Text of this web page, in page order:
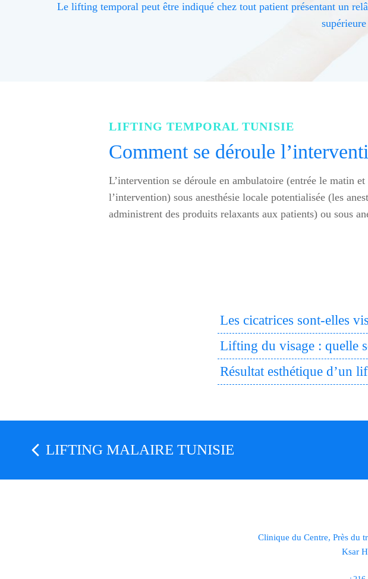
Le lifting temporal peut être indiqué chez tout patient présentant un
LIFTING TEMPORAL TUNISIE
Comment se déroule
L’intervention se déroule en ambulatoire (entrée le matin
l’intervention) sous anesthésie locale potentialisée (les
administrent des produits relaxants aux patients) ou sous
Les cicatrices sont-elles
Lifting du visage : quelle
Résultat esthétique d’un
LIFTING MALAIRE TUNISIE
Clinique du Centre, Près du
Ksar